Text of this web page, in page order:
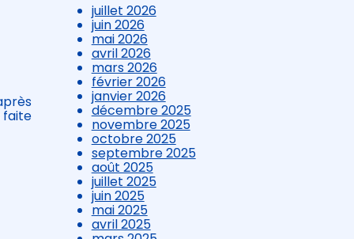
faite
juillet 2026
juin 2026
mai 2026
avril 2026
mars 2026
février 2026
janvier 2026
décembre 2025
novembre 2025
octobre 2025
septembre 2025
août 2025
juillet 2025
juin 2025
mai 2025
avril 2025